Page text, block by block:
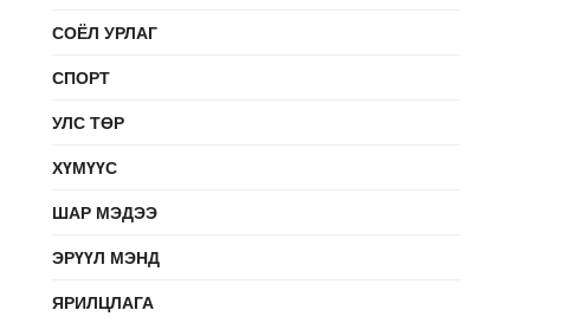
СОЁЛ УРЛАГ
СПОРТ
УЛС ТӨР
ХҮМҮҮС
ШАР МЭДЭЭ
ЭРҮҮЛ МЭНД
ЯРИЛЦЛАГА